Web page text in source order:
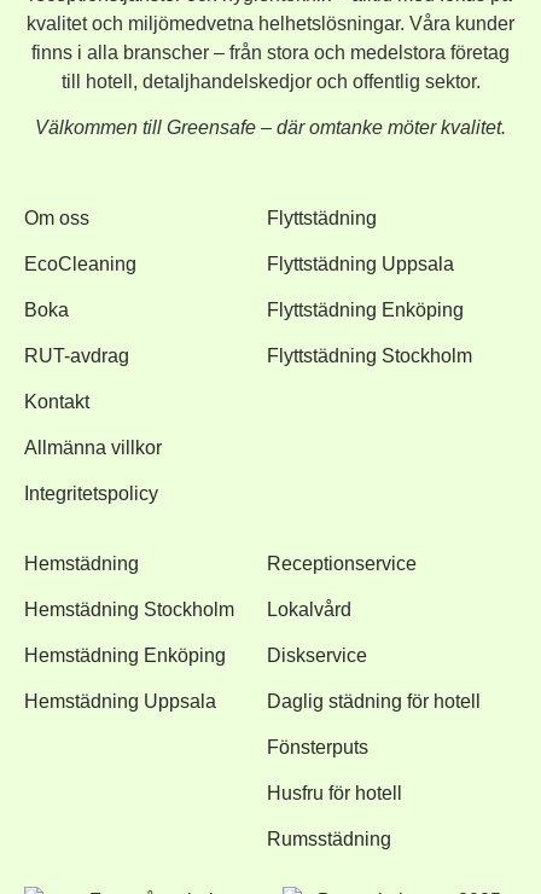
kvalitet och miljömedvetna helhetslösningar. Våra kunder
finns i alla branscher – från stora och medelstora företag
till hotell, detaljhandelskedjor och offentlig sektor.
Välkommen till Greensafe – där omtanke möter kvalitet.
Om oss
EcoCleaning
Boka
RUT-avdrag
Kontakt
Allmänna villkor
Integritetspolicy
Flyttstädning
Flyttstädning Uppsala
Flyttstädning Enköping
Flyttstädning Stockholm
Hemstädning
Hemstädning Stockholm
Hemstädning Enköping
Hemstädning Uppsala
Receptionservice
Lokalvård
Diskservice
Daglig städning för hotell
Fönsterputs
Husfru för hotell
Rumsstädning